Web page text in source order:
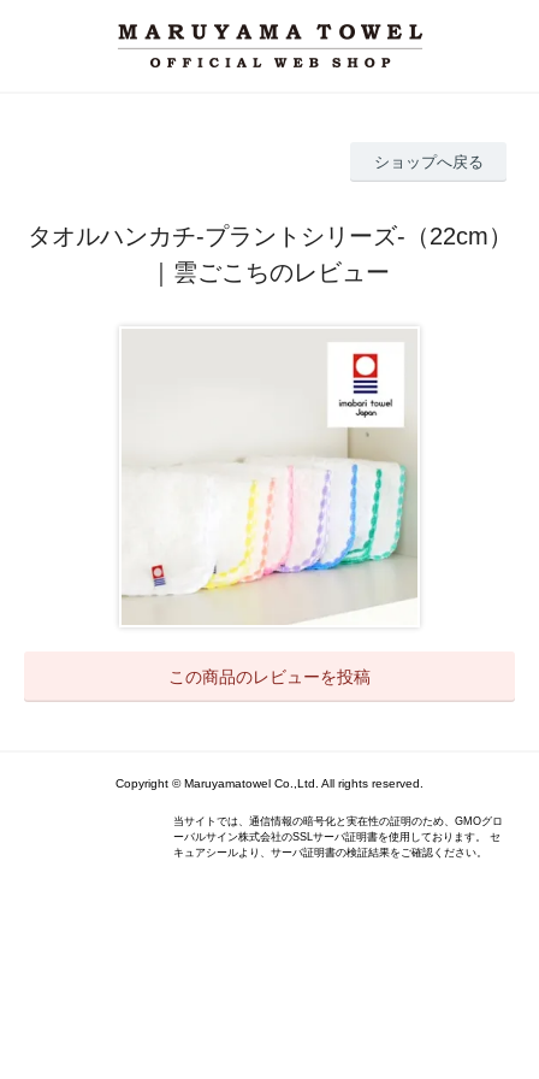
ショップへ戻る
タオルハンカチ-プラントシリーズ-（22cm）
｜雲ごこちのレビュー
この商品のレビューを投稿
Copyright © Maruyamatowel Co.,Ltd. All rights reserved.
当サイトでは、通信情報の暗号化と実在性の証明のため、GMOグロ
ーバルサイン株式会社のSSLサーバ証明書を使用しております。 セ
キュアシールより、サーバ証明書の検証結果をご確認ください。